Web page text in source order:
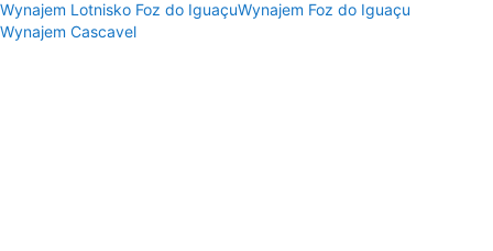
Wynajem Lotnisko Foz do IguaçuWynajem Foz do Iguaçu
Wynajem Cascavel